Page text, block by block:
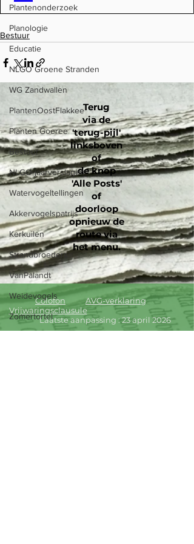
Plantenonderzoek
Planologie
Educatie
NLGO Groene Stranden
WG Zandwallen
PlantenOostFlakkee
Planten Goeree
Bestuur
NLGO-jaarverslagen
Watervogeltellingen
Akkervogelspatrijs
Kerkuilen
Strandbroeders
VanPalandt
Weidevogels
Zomertortel
Bestuur
Terug
via de
'terug-pijl'
linksboven
of
de knop
'Alle Posts'
of
doorloop
opnieuw de
route via
het menu.
Colofon
AVG-verklaring
Vrijwaringsclausule
Laatste aanpassing : 23 april 2026